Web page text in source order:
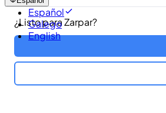
Español
Galego
English
¿Listo para Zarpar?